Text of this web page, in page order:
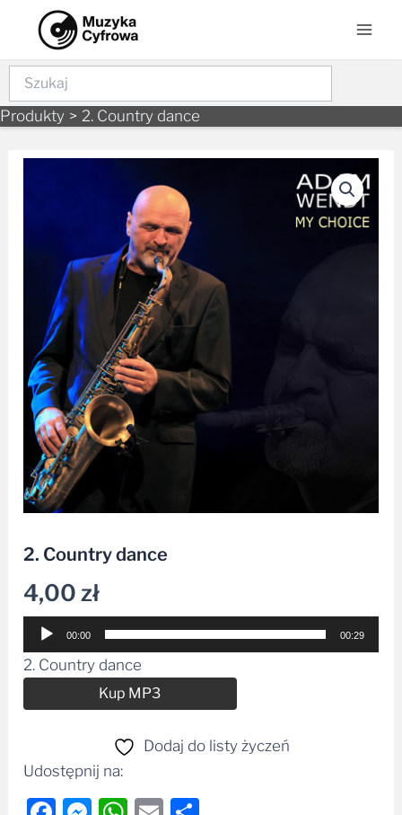
content
Szukaj
Produkty 2. Country dance
2. Country dance
4,00zł
Odtwarzacz
plików
dźwiękowych
00:00 00:29
2. Country dance
Kup MP3
Dodaj do listy życzeń
Udostępnij na: